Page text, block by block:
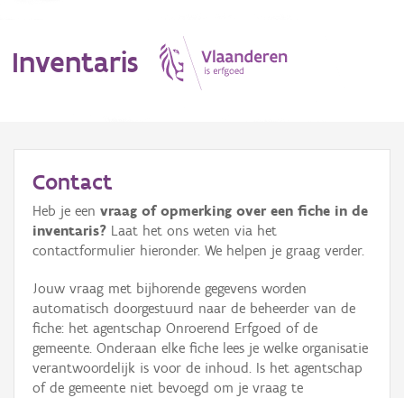
Inventaris
Erfgoedobject
Aanduidingsobject
Waarneming
Thema
Gebeurtenis
Contact
Heb je een vraag of opmerking over een fiche in de
inventaris? Laat het ons weten via het
contactformulier hieronder. We helpen je graag verder.
Jouw vraag met bijhorende gegevens worden
automatisch doorgestuurd naar de beheerder van de
fiche: het agentschap Onroerend Erfgoed of de
gemeente. Onderaan elke fiche lees je welke organisatie
verantwoordelijk is voor de inhoud. Is het agentschap
of de gemeente niet bevoegd om je vraag te